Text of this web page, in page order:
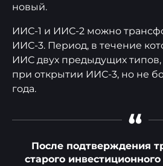
новый.
ИИС-1 и ИИС-2 можно
ИИС-3. Период, в течение
ИИС двух предыдущих типов,
при открытии ИИС-3, но не
года.
“
После подтверждения
старого